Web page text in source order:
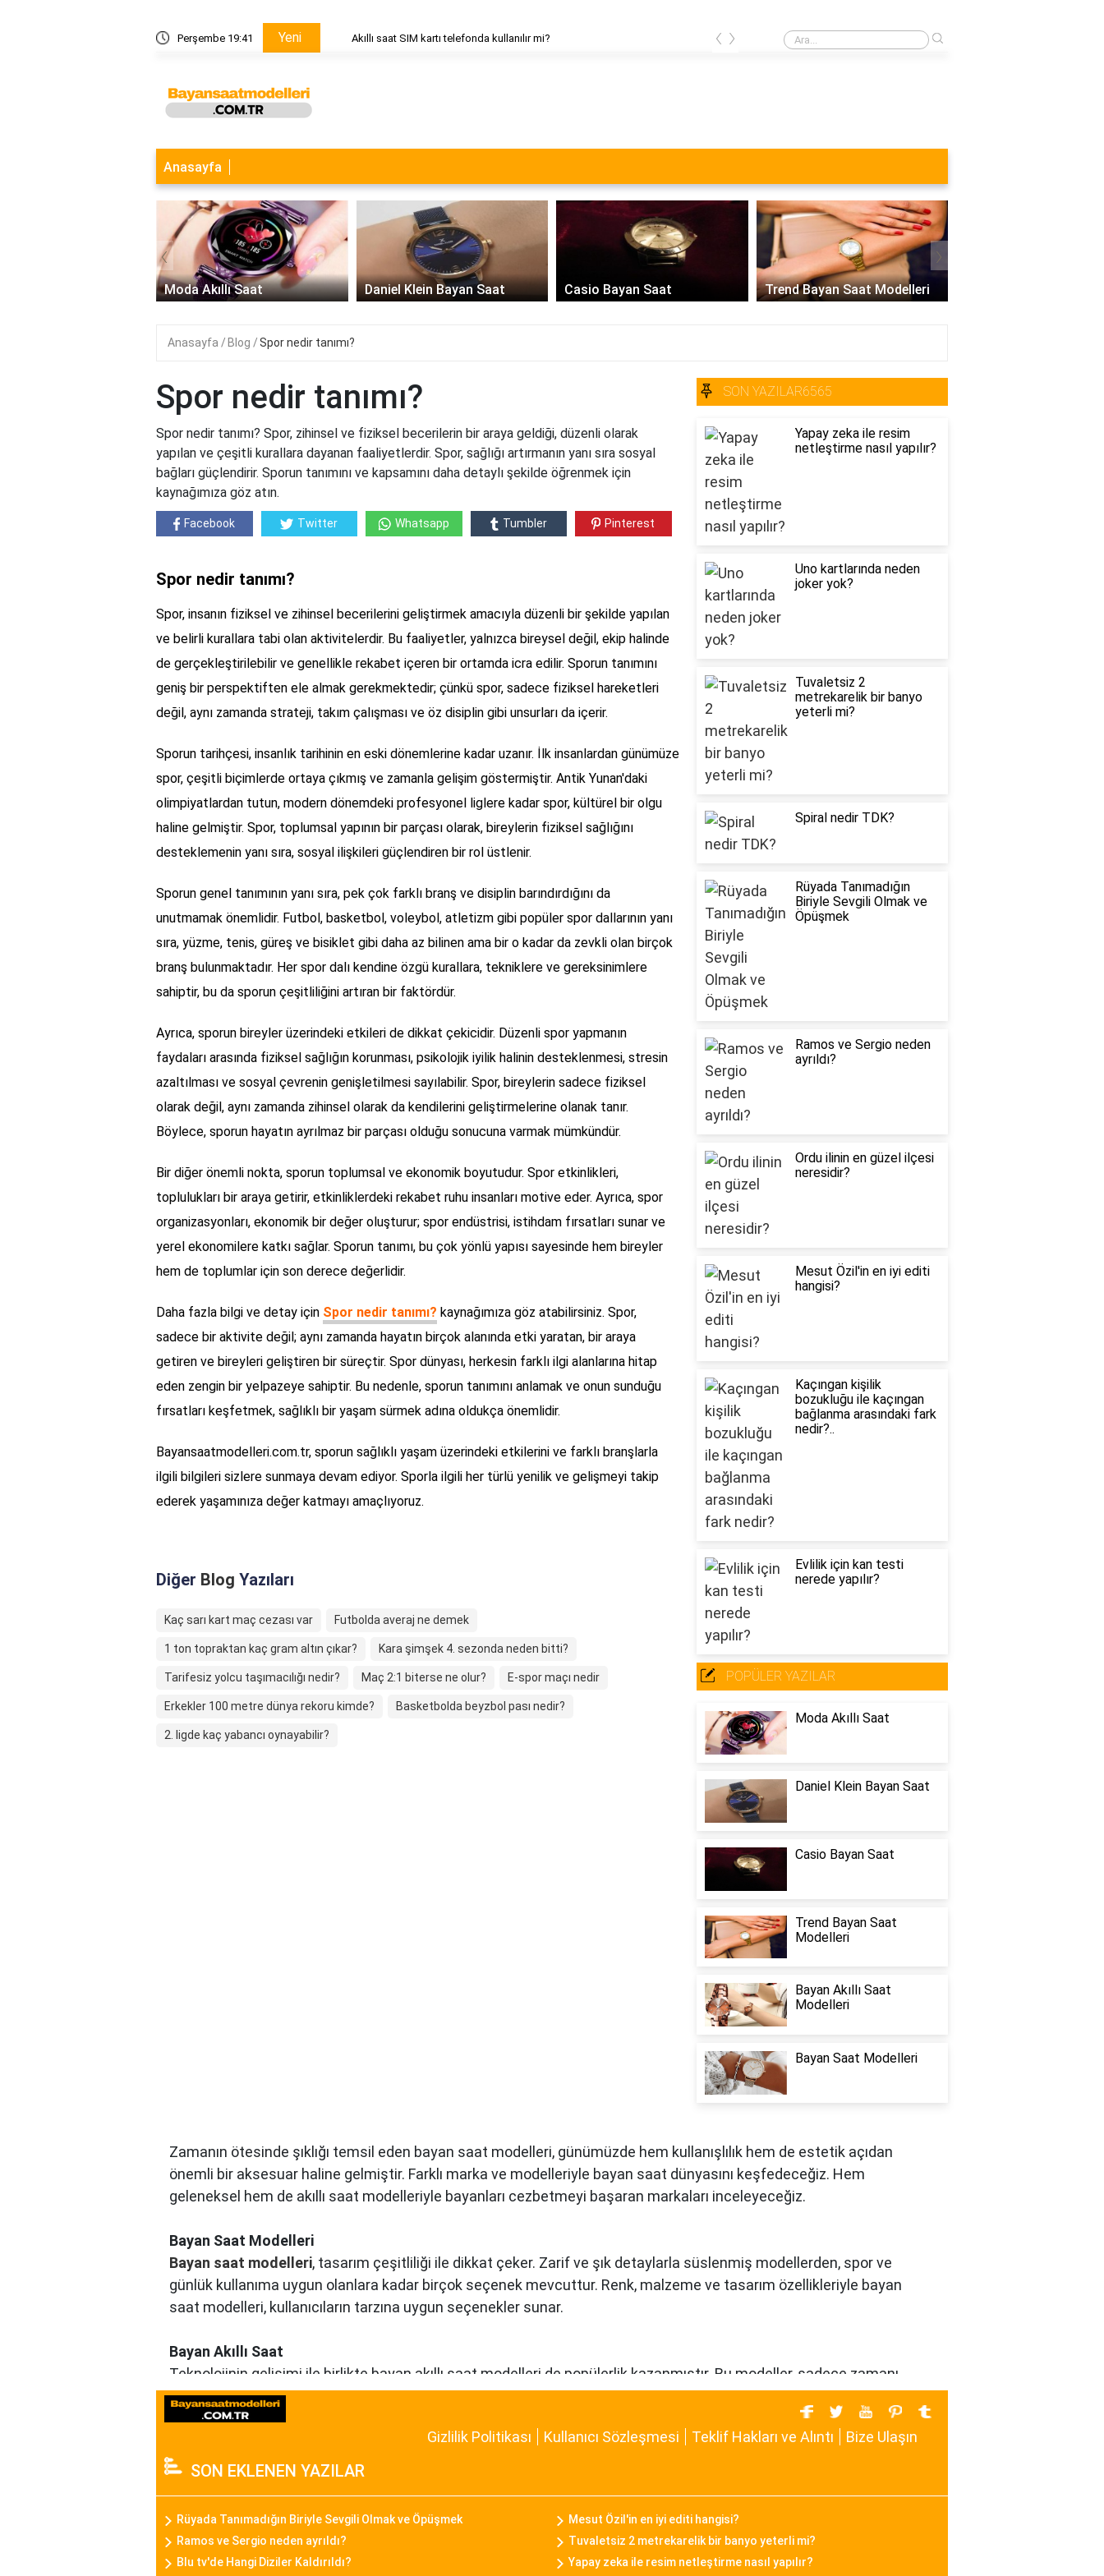
Perşembe 19:41 Yeni Akıllı saat SIM kartı telefonda kullanılır mi? En sert çelik hangisi?
‹ ›
Anasayfa
Moda Akıllı Saat Daniel Klein Bayan Saat Casio Bayan Saat Trend Bayan Saat Modelleri
‹ ›
Anasayfa Blog Spor nedir tanımı?
Spor nedir tanımı?
Spor nedir tanımı? Spor, zihinsel ve fiziksel becerilerin bir araya geldiği, düzenli olarak
yapılan ve çeşitli kurallara dayanan faaliyetlerdir. Spor, sağlığı artırmanın yanı sıra sosyal
bağları güçlendirir. Sporun tanımını ve kapsamını daha detaylı şekilde öğrenmek için
kaynağımıza göz atın.
Facebook Twitter Whatsapp Tumbler Pinterest
Spor nedir tanımı?
Spor, insanın fiziksel ve zihinsel becerilerini geliştirmek amacıyla düzenli bir şekilde yapılan
ve belirli kurallara tabi olan aktivitelerdir. Bu faaliyetler, yalnızca bireysel değil, ekip halinde
de gerçekleştirilebilir ve genellikle rekabet içeren bir ortamda icra edilir. Sporun tanımını
geniş bir perspektiften ele almak gerekmektedir; çünkü spor, sadece fiziksel hareketleri
değil, aynı zamanda strateji, takım çalışması ve öz disiplin gibi unsurları da içerir.
Sporun tarihçesi, insanlık tarihinin en eski dönemlerine kadar uzanır. İlk insanlardan günümüze
spor, çeşitli biçimlerde ortaya çıkmış ve zamanla gelişim göstermiştir. Antik Yunan'daki
olimpiyatlardan tutun, modern dönemdeki profesyonel liglere kadar spor, kültürel bir olgu
haline gelmiştir. Spor, toplumsal yapının bir parçası olarak, bireylerin fiziksel sağlığını
desteklemenin yanı sıra, sosyal ilişkileri güçlendiren bir rol üstlenir.
Sporun genel tanımının yanı sıra, pek çok farklı branş ve disiplin barındırdığını da
unutmamak önemlidir. Futbol, basketbol, voleybol, atletizm gibi popüler spor dallarının yanı
sıra, yüzme, tenis, güreş ve bisiklet gibi daha az bilinen ama bir o kadar da zevkli olan birçok
branş bulunmaktadır. Her spor dalı kendine özgü kurallara, tekniklere ve gereksinimlere
sahiptir, bu da sporun çeşitliliğini artıran bir faktördür.
Ayrıca, sporun bireyler üzerindeki etkileri de dikkat çekicidir. Düzenli spor yapmanın
faydaları arasında fiziksel sağlığın korunması, psikolojik iyilik halinin desteklenmesi, stresin
azaltılması ve sosyal çevrenin genişletilmesi sayılabilir. Spor, bireylerin sadece fiziksel
olarak değil, aynı zamanda zihinsel olarak da kendilerini geliştirmelerine olanak tanır.
Böylece, sporun hayatın ayrılmaz bir parçası olduğu sonucuna varmak mümkündür.
Bir diğer önemli nokta, sporun toplumsal ve ekonomik boyutudur. Spor etkinlikleri,
toplulukları bir araya getirir, etkinliklerdeki rekabet ruhu insanları motive eder. Ayrıca, spor
organizasyonları, ekonomik bir değer oluşturur; spor endüstrisi, istihdam fırsatları sunar ve
yerel ekonomilere katkı sağlar. Sporun tanımı, bu çok yönlü yapısı sayesinde hem bireyler
hem de toplumlar için son derece değerlidir.
Daha fazla bilgi ve detay için Spor nedir tanımı? kaynağımıza göz atabilirsiniz. Spor,
sadece bir aktivite değil; aynı zamanda hayatın birçok alanında etki yaratan, bir araya
getiren ve bireyleri geliştiren bir süreçtir. Spor dünyası, herkesin farklı ilgi alanlarına hitap
eden zengin bir yelpazeye sahiptir. Bu nedenle, sporun tanımını anlamak ve onun sunduğu
fırsatları keşfetmek, sağlıklı bir yaşam sürmek adına oldukça önemlidir.
Bayansaatmodelleri.com.tr, sporun sağlıklı yaşam üzerindeki etkilerini ve farklı branşlarla
ilgili bilgileri sizlere sunmaya devam ediyor. Sporla ilgili her türlü yenilik ve gelişmeyi takip
ederek yaşamınıza değer katmayı amaçlıyoruz.
Diğer Blog Yazıları
Kaç sarı kart maç cezası var Futbolda averaj ne demek
1 ton topraktan kaç gram altın çıkar? Kara şimşek 4. sezonda neden bitti?
Tarifesiz yolcu taşımacılığı nedir? Maç 2:1 biterse ne olur? E-spor maçı nedir
Erkekler 100 metre dünya rekoru kimde? Basketbolda beyzbol pası nedir?
2. ligde kaç yabancı oynayabilir?
SON YAZILAR6565
Yapay zeka ile resim
netleştirme nasıl yapılır?
Uno kartlarında neden
joker yok?
Tuvaletsiz 2
metrekarelik bir banyo
yeterli mi?
Spiral nedir TDK?
Rüyada Tanımadığın
Biriyle Sevgili Olmak ve
Öpüşmek
Ramos ve Sergio neden
ayrıldı?
Ordu ilinin en güzel ilçesi
neresidir?
Mesut Özil'in en iyi editi
hangisi?
Kaçıngan kişilik
bozukluğu ile kaçıngan
bağlanma arasındaki fark
nedir?..
Evlilik için kan testi
nerede yapılır?
POPÜLER YAZILAR
Moda Akıllı Saat
Daniel Klein Bayan Saat
Casio Bayan Saat
Trend Bayan Saat
Modelleri
Bayan Akıllı Saat
Modelleri
Bayan Saat Modelleri
Zamanın ötesinde şıklığı temsil eden bayan saat modelleri, günümüzde hem kullanışlılık hem de estetik açıdan
önemli bir aksesuar haline gelmiştir. Farklı marka ve modelleriyle bayan saat dünyasını keşfedeceğiz. Hem
geleneksel hem de akıllı saat modelleriyle bayanları cezbetmeyi başaran markaları inceleyeceğiz.
Bayan Saat Modelleri
Bayan saat modelleri, tasarım çeşitliliği ile dikkat çeker. Zarif ve şık detaylarla süslenmiş modellerden, spor ve
günlük kullanıma uygun olanlara kadar birçok seçenek mevcuttur. Renk, malzeme ve tasarım özellikleriyle bayan
saat modelleri, kullanıcıların tarzına uygun seçenekler sunar.
Bayan Akıllı Saat
Teknolojinin gelişimi ile birlikte bayan akıllı saat modelleri de popülerlik kazanmıştır. Bu modeller, sadece zamanı
göstermekle kalmayıp, fitness takibi, çağrı bildirimleri, müzik kontrolü gibi fonksiyonları da içinde barındırarak
günümüz kadınının aktif yaşam tarzına uygun bir seçenek sunar.
Daniel Klein Bayan Saat
Casio Bayan Saat
Gizlilik Politikası Kullanıcı Sözleşmesi Teklif Hakları ve Alıntı Bize Ulaşın
SON EKLENEN YAZILAR
Rüyada Tanımadığın Biriyle Sevgili Olmak ve Öpüşmek
Mesut Özil'in en iyi editi hangisi?
Ramos ve Sergio neden ayrıldı?
Tuvaletsiz 2 metrekarelik bir banyo yeterli mi?
Blu tv'de Hangi Diziler Kaldırıldı?
Yapay zeka ile resim netleştirme nasıl yapılır?